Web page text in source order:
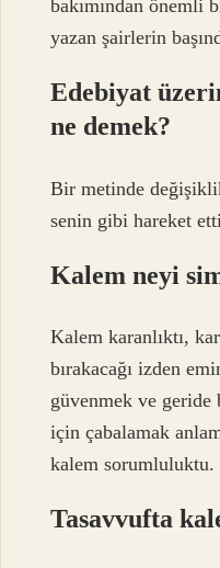
bakımından önemli
yazan şairlerin
Edebiyat
ne demek?
Bir metinde
senin gibi hareket
Kalem neyi
Kalem karanlıktı,
bırakacağı izden
güvenmek ve geride
için çabalamak
kalem sorumluluktu.
Tasavvufta